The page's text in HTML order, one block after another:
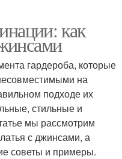
как
гардероба, которые
на
подходе их
стильные и
мы рассмотрим
с джинсами, а
советы и примеры.